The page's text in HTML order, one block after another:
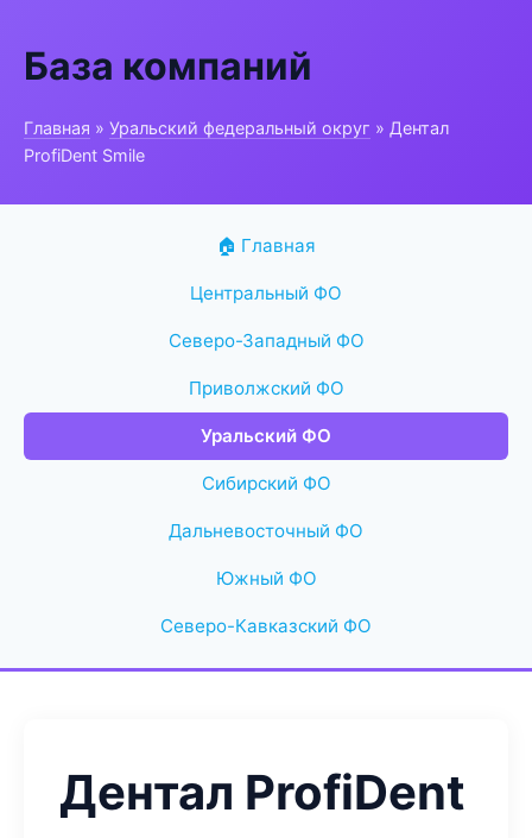
База компаний
Главная » Уральский федеральный округ » Дентал
ProfiDent Smile
🏠 Главная
Центральный ФО
Северо-Западный ФО
Приволжский ФО
Уральский ФО
Сибирский ФО
Дальневосточный ФО
Южный ФО
Северо-Кавказский ФО
Дентал ProfiDent